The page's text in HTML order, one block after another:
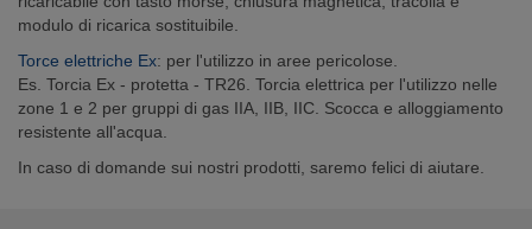
modulo di ricarica sostituibile.
Torce elettriche Ex: per l'utilizzo in aree pericolose.
Es. Torcia Ex - protetta - TR26. Torcia elettrica per l'utilizzo nelle
zone 1 e 2 per gruppi di gas IIA, IIB, IIC. Scocca e alloggiamento
resistente all'acqua.
In caso di domande sui nostri prodotti, saremo felici di aiutare.